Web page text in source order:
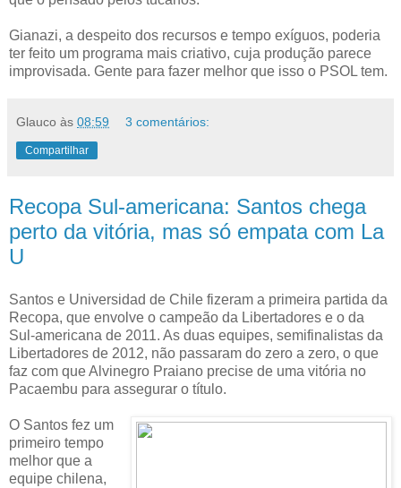
Gianazi, a despeito dos recursos e tempo exíguos, poderia
ter feito um programa mais criativo, cuja produção parece
improvisada. Gente para fazer melhor que isso o PSOL tem.
Glauco às 08:59 3 comentários:
Compartilhar
Recopa Sul-americana: Santos chega
perto da vitória, mas só empata com La
U
Santos e Universidad de Chile fizeram a primeira partida da
Recopa, que envolve o campeão da Libertadores e o da
Sul-americana de 2011. As duas equipes, semifinalistas da
Libertadores de 2012, não passaram do zero a zero, o que
faz com que Alvinegro Praiano precise de uma vitória no
Pacaembu para assegurar o título.
O Santos fez um
primeiro tempo
melhor que a
equipe chilena,